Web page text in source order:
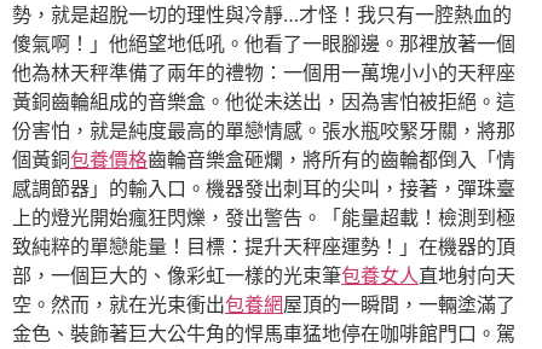
勢，就是超脫一切的理性與冷靜…才怪！我只有一腔熱血的
傻氣啊！」他絕望地低吼。他看了一眼腳邊。那裡放著一個
他為林天秤準備了兩年的禮物：一個用一萬塊小小的天秤座
黃銅齒輪組成的音樂盒。他從未送出，因為害怕被拒絕。這
份害怕，就是純度最高的單戀情感。張水瓶咬緊牙關，將那
個黃銅包養價格齒輪音樂盒砸爛，將所有的齒輪都倒入「情
感調節器」的輸入口。機器發出刺耳的尖叫，接著，彈珠臺
上的燈光開始瘋狂閃爍，發出警告。「能量超載！檢測到極
致純粹的單戀能量！目標：提升天秤座運勢！」在機器的頂
部，一個巨大的、像彩虹一樣的光束筆包養女人直地射向天
空。然而，就在光束衝出包養網屋頂的一瞬間，一輛塗滿了
金色、裝飾著巨大公牛角的悍馬車猛地停在咖啡館門口。駕